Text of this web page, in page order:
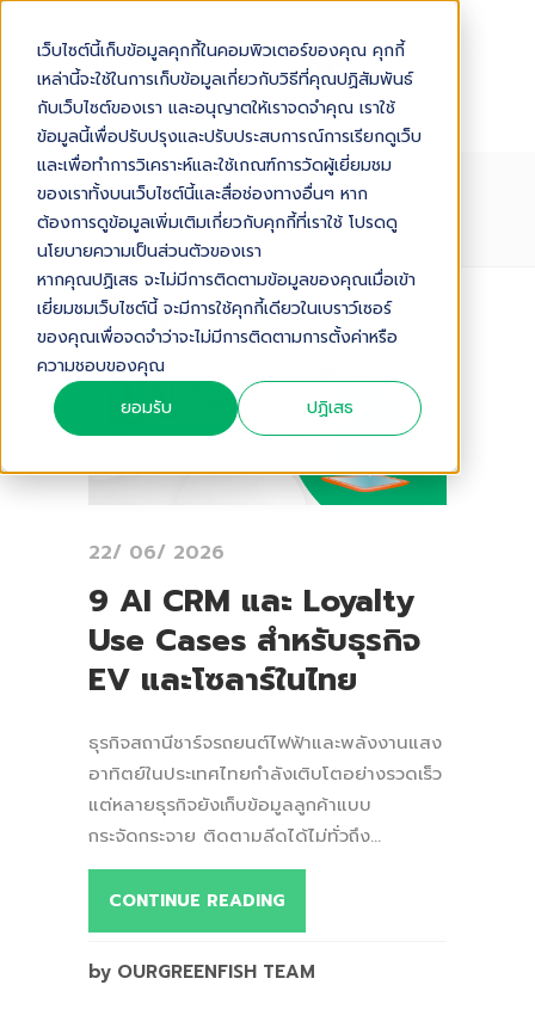
เว็บไซต์นี้เก็บข้อมูลคุกกี้ในคอมพิวเตอร์ของคุณ คุกกี้
เหล่านี้จะใช้ในการเก็บข้อมูลเกี่ยวกับวิธีที่คุณปฏิสัมพันธ์
กับเว็บไซต์ของเรา และอนุญาตให้เราจดจำคุณ เราใช้
ข้อมูลนี้เพื่อปรับปรุงและปรับประสบการณ์การเรียกดูเว็บ
และเพื่อทำการวิเคราะห์และใช้เกณฑ์การวัดผู้เยี่ยมชม
ของเราทั้งบนเว็บไซต์นี้และสื่อช่องทางอื่นๆ หาก
ต้องการดูข้อมูลเพิ่มเติมเกี่ยวกับคุกกี้ที่เราใช้ โปรดดู
นโยบายความเป็นส่วนตัวของเรา
หากคุณปฏิเสธ จะไม่มีการติดตามข้อมูลของคุณเมื่อเข้า
เยี่ยมชมเว็บไซต์นี้ จะมีการใช้คุกกี้เดียวในเบราว์เซอร์
ของคุณเพื่อจดจำว่าจะไม่มีการติดตามการตั้งค่าหรือ
ความชอบของคุณ
ยอมรับ
ปฏิเสธ
EV
22/ 06/ 2026
9 AI CRM และ Loyalty
Use Cases สำหรับธุรกิจ
EV และโซลาร์ในไทย
ธุรกิจสถานีชาร์จรถยนต์ไฟฟ้าและพลังงานแสง
อาทิตย์ในประเทศไทยกำลังเติบโตอย่างรวดเร็ว
แต่หลายธุรกิจยังเก็บข้อมูลลูกค้าแบบ
กระจัดกระจาย ติดตามลีดได้ไม่ทั่วถึง...
CONTINUE READING
by OURGREENFISH TEAM